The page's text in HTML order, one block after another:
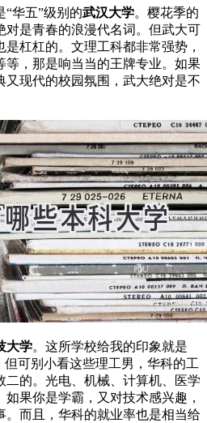
“华五”级别的武汉大学。樱花季的
对是青春的浪漫代名词。但武大可
杠杠的。文理工科都非常强势，
等，那是响当当的王牌专业。如果
又现代的校园氛围，武大绝对是不
大学。这所学校给我的印象就是
但可别小看这些理工男，华科的工
二的。光电、机械、计算机、医学
果你是学霸，又对技术感兴趣，
。而且，华科的就业率也是相当给